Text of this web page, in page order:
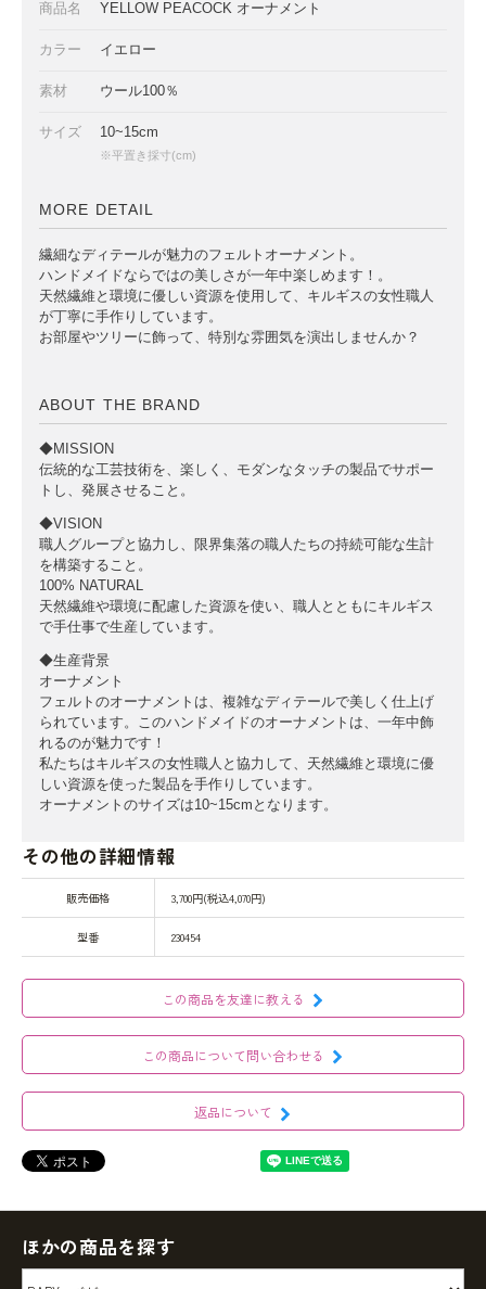
商品名 YELLOW PEACOCK オーナメント
カラー イエロー
素材 ウール100％
サイズ 10~15cm
※平置き採寸(cm)
MORE DETAIL
繊細なディテールが魅力のフェルトオーナメント。
ハンドメイドならではの美しさが一年中楽しめます！。
天然繊維と環境に優しい資源を使用して、キルギスの女性職人
が丁寧に手作りしています。
お部屋やツリーに飾って、特別な雰囲気を演出しませんか？
ABOUT THE BRAND
◆MISSION
伝統的な工芸技術を、楽しく、モダンなタッチの製品でサポー
トし、発展させること。
◆VISION
職人グループと協力し、限界集落の職人たちの持続可能な生計
を構築すること。
100% NATURAL
天然繊維や環境に配慮した資源を使い、職人とともにキルギス
で手仕事で生産しています。
◆生産背景
オーナメント
フェルトのオーナメントは、複雑なディテールで美しく仕上げ
られています。このハンドメイドのオーナメントは、一年中飾
れるのが魅力です！
私たちはキルギスの女性職人と協力して、天然繊維と環境に優
しい資源を使った製品を手作りしています。
オーナメントのサイズは10~15cmとなります。
その他の詳細情報
販売価格 3,700円(税込4,070円)
型番 230454
この商品を友達に教える
この商品について問い合わせる
返品について
ほかの商品を探す